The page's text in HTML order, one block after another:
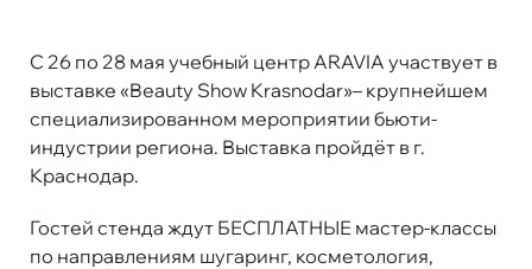
C 26 по 28 мая учебный центр ARAVIA участвует в
выставке «Beauty Show Krasnodar»– крупнейшем
специализированном мероприятии бьюти-
индустрии региона. Выставка пройдёт в г.
Краснодар.
Гостей стенда ждут БЕСПЛАТНЫЕ мастер-классы
по направлениям шугаринг, косметология,